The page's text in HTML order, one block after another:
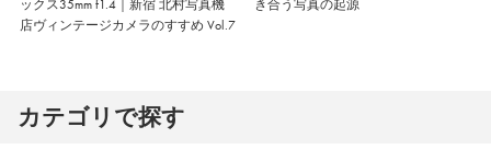
ックス35mm f1.4｜新宿 北村写真機
店ヴィンテージカメラのすすめ Vol.7
き合う写真の起源
カテゴリで探す